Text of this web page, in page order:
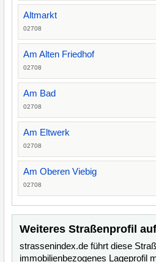
Altmarkt
02708
Am Alten Friedhof
02708
Am Bad
02708
Am Eltwerk
02708
Am Oberen Viebig
02708
Weiteres Straßenprofil
strassenindex.de führt diese
immobilienbezogenes Lageprofil